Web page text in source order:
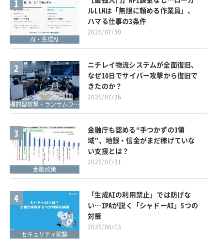
1
AI・生成AI
ルLLMは「無限に頼める作業員」、
ハマる仕事の3条件
2026/07/30
2
標的型攻撃・ランサムウェア対策
ニチレイ物流システムが全面復旧、
なぜ10日でサイバー攻撃から復旧で
きたのか？
2026/07/26
3
金融政策
金融庁も認める“手つかずの3領
域”、地銀・信金がまだ稼げていな
い支援とは？
2026/07/31
4
セキュリティ総論
「生成AIの利用禁止」では防げな
い…IPAが説く「シャドーAI」5つの
対策
2026/08/03